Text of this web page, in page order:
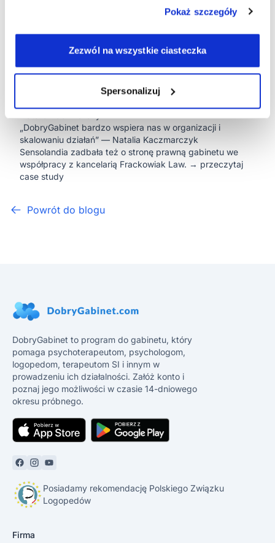
Pokaż szczegóły
Zezwól na wszystkie ciasteczka
Spersonalizuj
• Terminarz i grafik wspólny dla całego zespołu
• Fakturowanie i rozliczenia
• Płatności online (w trakcie wdrożenia)
Rekomendacja
„Polecam nie odkładać decyzji — dobry system naprawdę
„DobryGabinet bardzo wspiera nas w organizacji i
skalowaniu działań” — Natalia Kaczmarczyk
Sensolandia zadbała też o stronę prawną gabinetu we
współpracy z kancelarią Frackowiak Law. → przeczytaj
case study
Powrót do blogu
DobryGabinet to program do gabinetu, który
pomaga psychoterapeutom, psychologom,
logopedom, terapeutom SI i innym w
prowadzeniu ich działalności. Załóż konto i
poznaj jego możliwości w czasie 14-dniowego
okresu próbnego.
Posiadamy rekomendację Polskiego Związku
Logopedów
Firma